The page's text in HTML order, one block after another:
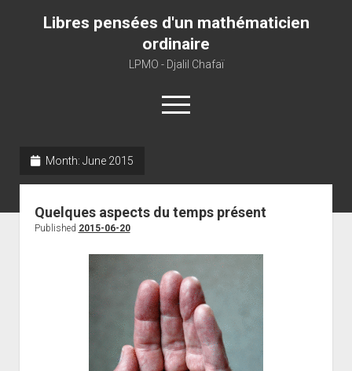
Libres pensées d'un mathématicien
ordinaire
LPMO - Djalil Chafaï
open
menu
About libre pensée
About this blog
Month: June 2015
Quelques aspects du temps présent
Published 2015-06-20